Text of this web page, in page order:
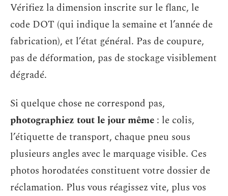
Vérifiez la dimension inscrite sur le flanc, le
code DOT (qui indique la semaine et l’année de
fabrication), et l’état général. Pas de coupure,
pas de déformation, pas de stockage visiblement
dégradé.
Si quelque chose ne correspond pas,
photographiez tout le jour même : le colis,
l’étiquette de transport, chaque pneu sous
plusieurs angles avec le marquage visible. Ces
photos horodatées constituent votre dossier de
réclamation. Plus vous réagissez vite, plus vos